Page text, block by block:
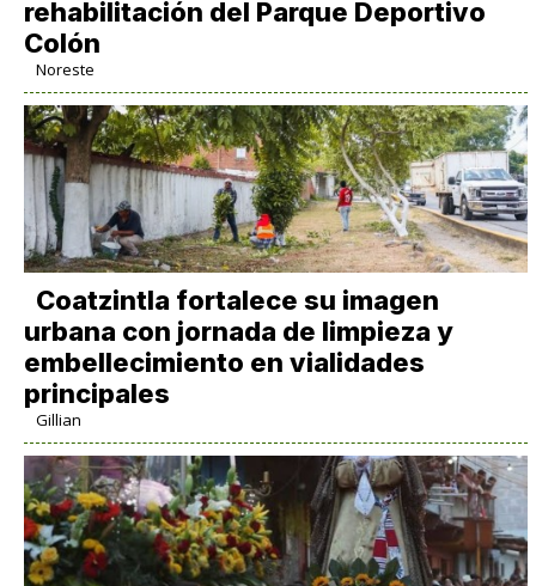
rehabilitación del Parque Deportivo
Colón
Noreste
Coatzintla fortalece su imagen
urbana con jornada de limpieza y
embellecimiento en vialidades
principales
Gillian